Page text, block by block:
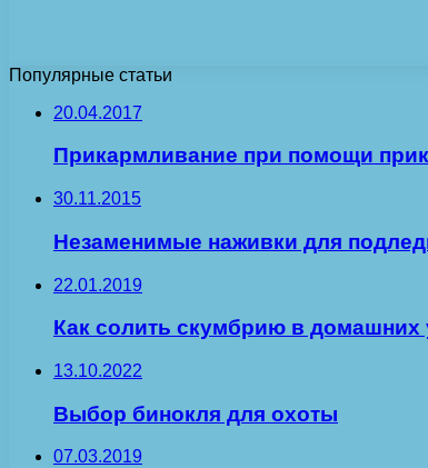
Популярные статьи
20.04.2017
Прикармливание при помощи
30.11.2015
Незаменимые наживки для
22.01.2019
Как солить скумбрию в домашних
13.10.2022
Выбор бинокля для охоты
07.03.2019